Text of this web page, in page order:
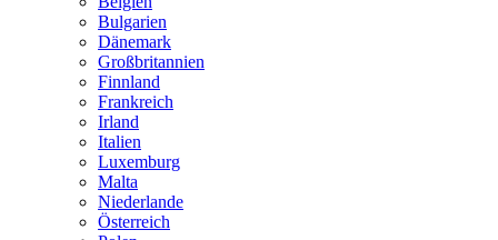
Bulgarien
Dänemark
Großbritannien
Finnland
Frankreich
Irland
Italien
Luxemburg
Malta
Niederlande
Österreich